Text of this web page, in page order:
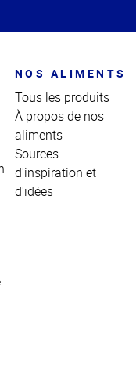
NOS ALIMENTS
Tous les produits
À propos de nos
aliments
Sources
d'inspiration et
d'idées